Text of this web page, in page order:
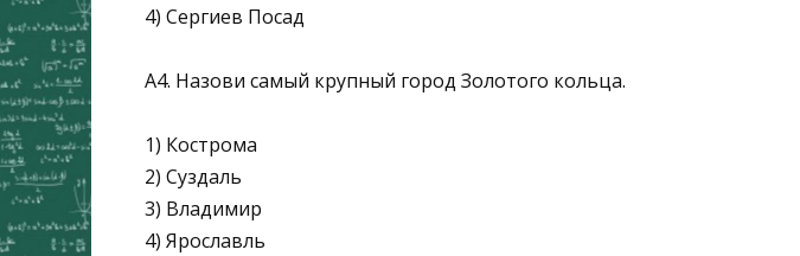
4) Сергиев Посад
А4. Назови самый крупный город Золотого кольца.
1) Кострома
2) Суздаль
3) Владимир
4) Ярославль